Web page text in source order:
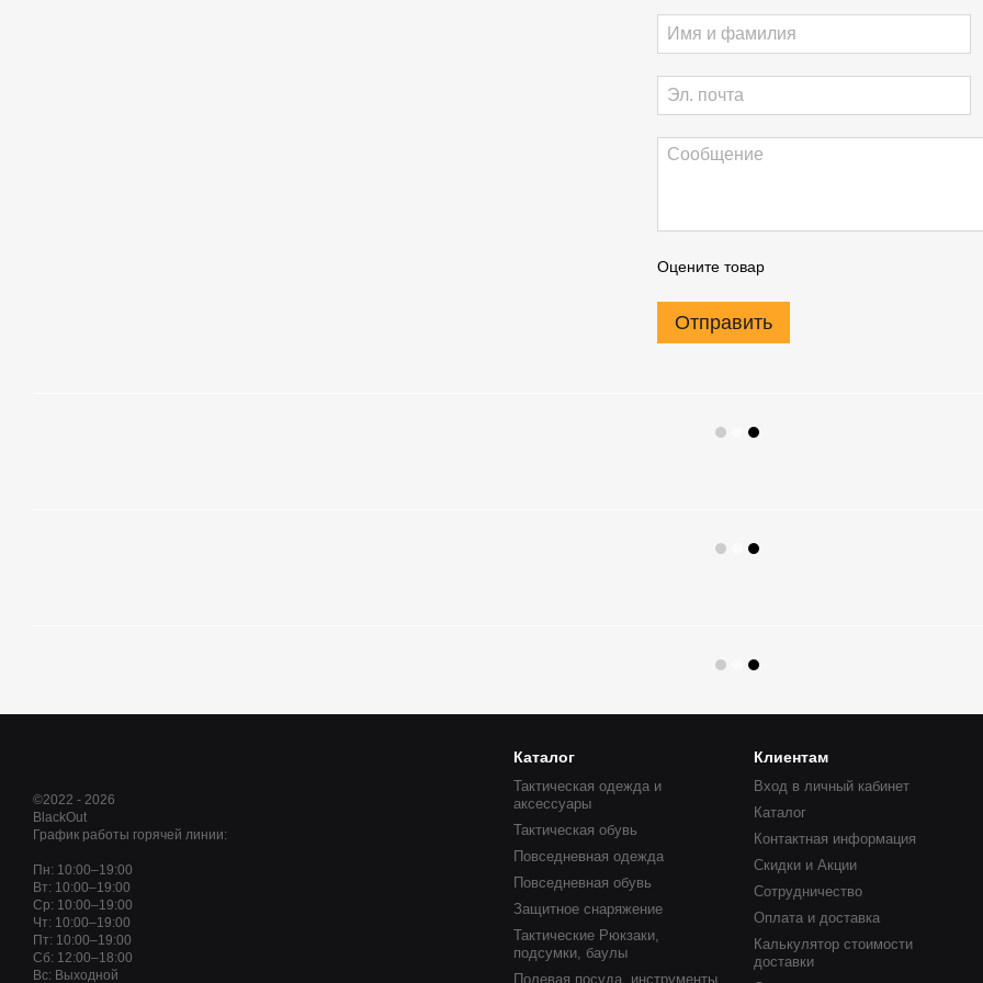
Оцените товар
Отправить
©2022 - 2026
BlackOut
График работы горячей линии:
Пн: 10:00–19:00
Вт: 10:00–19:00
Ср: 10:00–19:00
Чт: 10:00–19:00
Пт: 10:00–19:00
Сб: 12:00–18:00
Вс: Выходной
Каталог
Тактическая одежда и
аксессуары
Тактическая обувь
Повседневная одежда
Повседневная обувь
Защитное снаряжение
Тактические Рюкзаки,
подсумки, баулы
Полевая посуда, инструменты
Клиентам
Вход в личный кабинет
Каталог
Контактная информация
Скидки и Акции
Сотрудничество
Оплата и доставка
Калькулятор стоимости
доставки